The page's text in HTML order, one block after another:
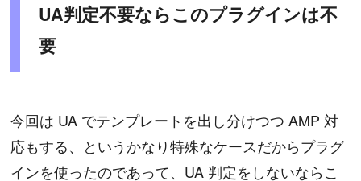
UA判定不要ならこのプラグインは不
要
今回は UA でテンプレートを出し分けつつ AMP 対
応もする、というかなり特殊なケースだからプラグ
インを使ったのであって、UA 判定をしないならこ